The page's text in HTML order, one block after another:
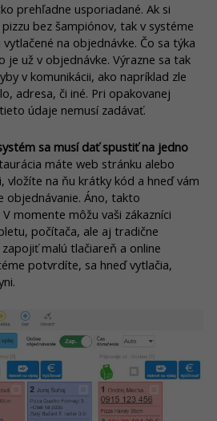
prehľadne usporiadané. Ak si
bez šampiónov, tak v systéme
na objednávke. Čo sa týka
je už v objednávke. Výrazne sa tak
v komunikácii, ako napríklad zle
adresa, či iné. Pri opakovanej
údaje nemusí zadávať.
sa musí dať spustiť na jedno
máte web stránku alebo
vložíte na ňu krátky kód a hneď vám
objednávanie. Áno, takto
momente môžu vaši zákazníci
počítača, ale aj tradične
malú tlačiareň a online
potvrdíte, sa hneď vytlačia,